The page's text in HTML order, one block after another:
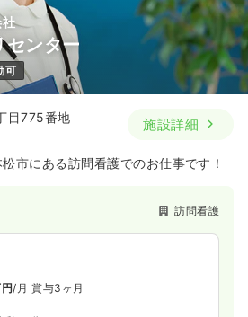
社
センター
可
目775番地 施設詳細
市にある訪問看護でのお仕事です！
訪問看護
/月 賞与3ヶ月